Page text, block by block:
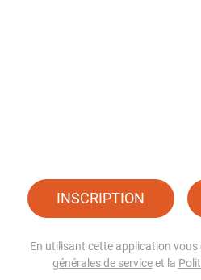
INSCRIPTION
En utilisant cette application vous
générales de serviceet la